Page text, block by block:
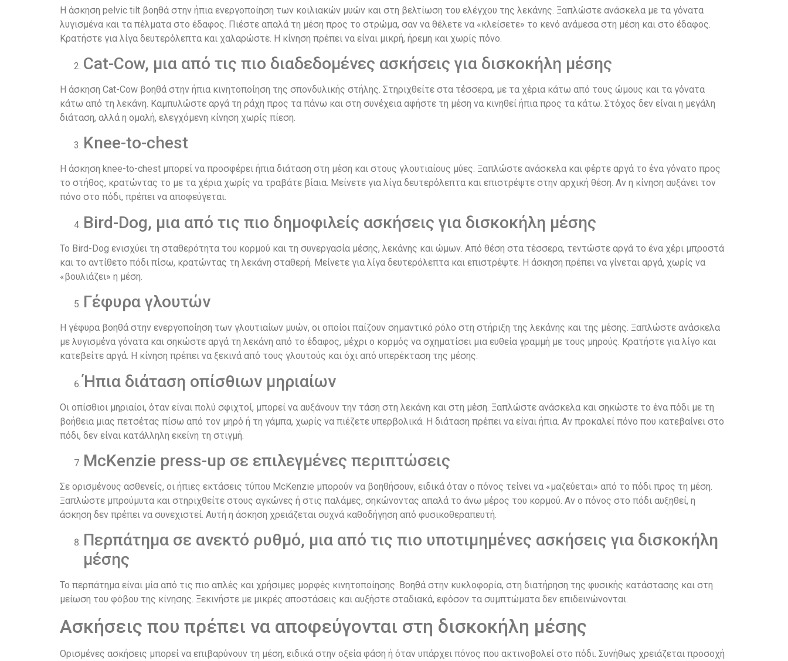
Η άσκηση pelvic tilt βοηθά στην ήπια ενεργοποίηση των κοιλιακών μυών και στη βελτίωση του ελέγχου της λεκάνης. Ξαπλώστε ανάσκελα με τα γόνατα
λυγισμένα και τα πέλματα στο έδαφος. Πιέστε απαλά τη μέση προς το στρώμα, σαν να θέλετε να «κλείσετε» το κενό ανάμεσα στη μέση και στο έδαφος.
Κρατήστε για λίγα δευτερόλεπτα και χαλαρώστε. Η κίνηση πρέπει να είναι μικρή, ήρεμη και χωρίς πόνο.
Cat-Cow, μια από τις πιο διαδεδομένες ασκήσεις για δισκοκήλη μέσης
Η άσκηση Cat-Cow βοηθά στην ήπια κινητοποίηση της σπονδυλικής στήλης. Στηριχθείτε στα τέσσερα, με τα χέρια κάτω από τους ώμους και τα γόνατα
κάτω από τη λεκάνη. Καμπυλώστε αργά τη ράχη προς τα πάνω και στη συνέχεια αφήστε τη μέση να κινηθεί ήπια προς τα κάτω. Στόχος δεν είναι η μεγάλη
διάταση, αλλά η ομαλή, ελεγχόμενη κίνηση χωρίς πίεση.
Knee-to-chest
Η άσκηση knee-to-chest μπορεί να προσφέρει ήπια διάταση στη μέση και στους γλουτιαίους μύες. Ξαπλώστε ανάσκελα και φέρτε αργά το ένα γόνατο προς
το στήθος, κρατώντας το με τα χέρια χωρίς να τραβάτε βίαια. Μείνετε για λίγα δευτερόλεπτα και επιστρέψτε στην αρχική θέση. Αν η κίνηση αυξάνει τον
πόνο στο πόδι, πρέπει να αποφεύγεται.
Bird-Dog, μια από τις πιο δημοφιλείς ασκήσεις για δισκοκήλη μέσης
Το Bird-Dog ενισχύει τη σταθερότητα του κορμού και τη συνεργασία μέσης, λεκάνης και ώμων. Από θέση στα τέσσερα, τεντώστε αργά το ένα χέρι μπροστά
και το αντίθετο πόδι πίσω, κρατώντας τη λεκάνη σταθερή. Μείνετε για λίγα δευτερόλεπτα και επιστρέψτε. Η άσκηση πρέπει να γίνεται αργά, χωρίς να
«βουλιάζει» η μέση.
Γέφυρα γλουτών
Η γέφυρα βοηθά στην ενεργοποίηση των γλουτιαίων μυών, οι οποίοι παίζουν σημαντικό ρόλο στη στήριξη της λεκάνης και της μέσης. Ξαπλώστε ανάσκελα
με λυγισμένα γόνατα και σηκώστε αργά τη λεκάνη από το έδαφος, μέχρι ο κορμός να σχηματίσει μια ευθεία γραμμή με τους μηρούς. Κρατήστε για λίγο και
κατεβείτε αργά. Η κίνηση πρέπει να ξεκινά από τους γλουτούς και όχι από υπερέκταση της μέσης.
Ήπια διάταση οπίσθιων μηριαίων
Οι οπίσθιοι μηριαίοι, όταν είναι πολύ σφιχτοί, μπορεί να αυξάνουν την τάση στη λεκάνη και στη μέση. Ξαπλώστε ανάσκελα και σηκώστε το ένα πόδι με τη
βοήθεια μιας πετσέτας πίσω από τον μηρό ή τη γάμπα, χωρίς να πιέζετε υπερβολικά. Η διάταση πρέπει να είναι ήπια. Αν προκαλεί πόνο που κατεβαίνει στο
πόδι, δεν είναι κατάλληλη εκείνη τη στιγμή.
McKenzie press-up σε επιλεγμένες περιπτώσεις
Σε ορισμένους ασθενείς, οι ήπιες εκτάσεις τύπου McKenzie μπορούν να βοηθήσουν, ειδικά όταν ο πόνος τείνει να «μαζεύεται» από το πόδι προς τη μέση.
Ξαπλώστε μπρούμυτα και στηριχθείτε στους αγκώνες ή στις παλάμες, σηκώνοντας απαλά το άνω μέρος του κορμού. Αν ο πόνος στο πόδι αυξηθεί, η
άσκηση δεν πρέπει να συνεχιστεί. Αυτή η άσκηση χρειάζεται συχνά καθοδήγηση από φυσικοθεραπευτή.
Περπάτημα σε ανεκτό ρυθμό, μια από τις πιο υποτιμημένες ασκήσεις για δισκοκήλη
μέσης
Το περπάτημα είναι μία από τις πιο απλές και χρήσιμες μορφές κινητοποίησης. Βοηθά στην κυκλοφορία, στη διατήρηση της φυσικής κατάστασης και στη
μείωση του φόβου της κίνησης. Ξεκινήστε με μικρές αποστάσεις και αυξήστε σταδιακά, εφόσον τα συμπτώματα δεν επιδεινώνονται.
Ασκήσεις που πρέπει να αποφεύγονται στη δισκοκήλη μέσης
Ορισμένες ασκήσεις μπορεί να επιβαρύνουν τη μέση, ειδικά στην οξεία φάση ή όταν υπάρχει πόνος που ακτινοβολεί στο πόδι. Συνήθως χρειάζεται προσοχή